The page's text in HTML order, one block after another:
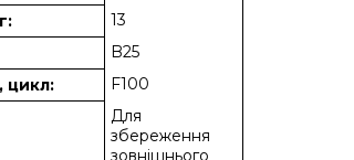
13
B25
цикл:
F100
Для
збереження
зовнішнього